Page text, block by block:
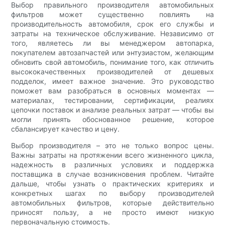
Выбор правильного производителя автомобильных
фильтров может существенно повлиять на
производительность автомобиля, срок его службы и
затраты на техническое обслуживание. Независимо от
того, являетесь ли вы менеджером автопарка,
покупателем автозапчастей или энтузиастом, желающим
обновить свой автомобиль, понимание того, как отличить
высококачественных производителей от дешевых
подделок, имеет важное значение. Это руководство
поможет вам разобраться в основных моментах —
материалах, тестировании, сертификации, реалиях
цепочки поставок и анализе реальных затрат — чтобы вы
могли принять обоснованное решение, которое
сбалансирует качество и цену.
Выбор производителя – это не только вопрос цены.
Важны затраты на протяжении всего жизненного цикла,
надежность в различных условиях и поддержка
поставщика в случае возникновения проблем. Читайте
дальше, чтобы узнать о практических критериях и
конкретных шагах по выбору производителей
автомобильных фильтров, которые действительно
приносят пользу, а не просто имеют низкую
первоначальную стоимость.